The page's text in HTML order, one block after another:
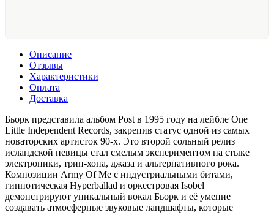
Описание
Отзывы
Характеристики
Оплата
Доставка
Бьорк представила альбом Post в 1995 году на лейбле One
Little Independent Records, закрепив статус одной из самых
новаторских артисток 90-х. Это второй сольный релиз
исландской певицы стал смелым экспериментом на стыке
электроники, трип-хопа, джаза и альтернативного рока.
Композиции Army Of Me с индустриальными битами,
гипнотическая Hyperballad и оркестровая Isobel
демонстрируют уникальный вокал Бьорк и её умение
создавать атмосферные звуковые ландшафты, которые